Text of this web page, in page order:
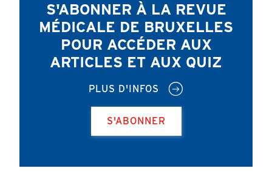
S'ABONNER À LA REVUE
MÉDICALE DE BRUXELLES
POUR ACCÉDER AUX
ARTICLES ET AUX QUIZ
PLUS D'INFOS
S'ABONNER